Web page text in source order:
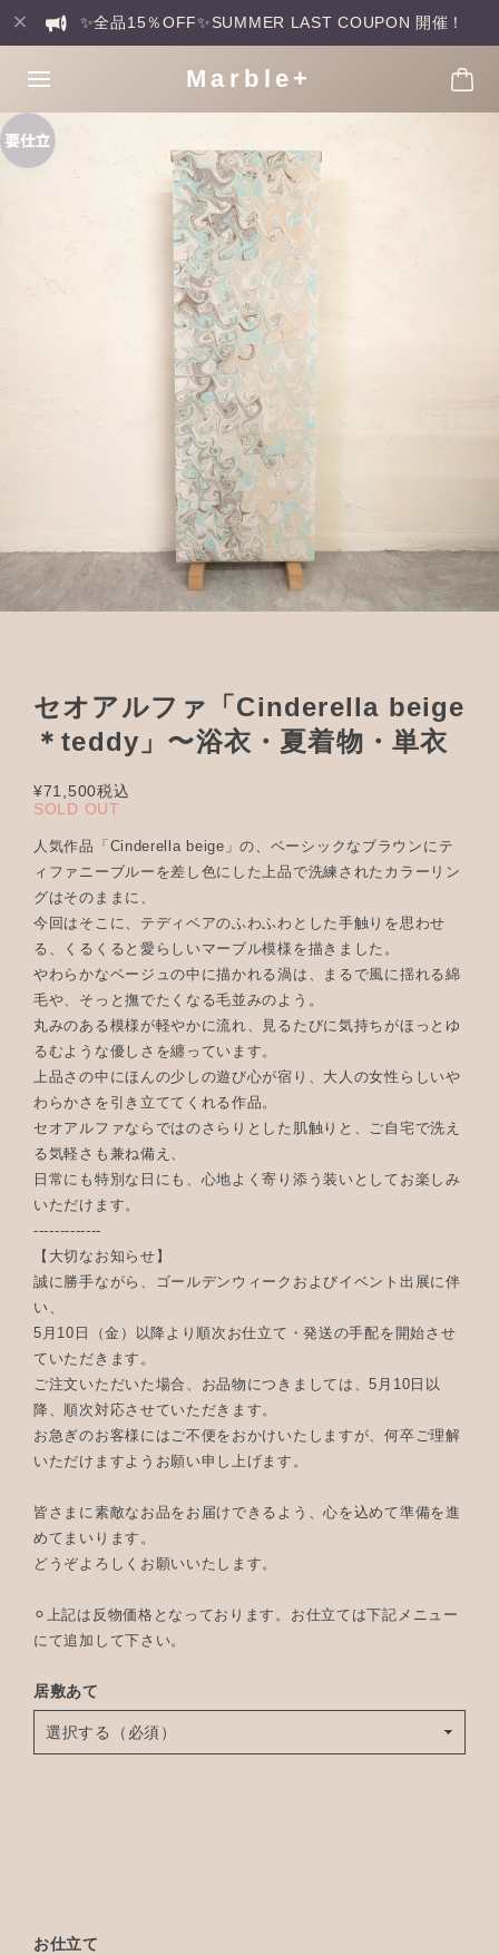
✨全品15％OFF✨SUMMER LAST COUPON 開催！
Marble+
セオアルファ「Cinderella beige
＊teddy」〜浴衣・夏着物・単衣
¥71,500税込
SOLD OUT
人気作品「Cinderella beige」の、ベーシックなブラウンにテ
ィファニーブルーを差し色にした上品で洗練されたカラーリン
グはそのままに、
今回はそこに、テディベアのふわふわとした手触りを思わせ
る、くるくると愛らしいマーブル模様を描きました。
やわらかなベージュの中に描かれる渦は、まるで風に揺れる綿
毛や、そっと撫でたくなる毛並みのよう。
丸みのある模様が軽やかに流れ、見るたびに気持ちがほっとゆ
るむような優しさを纏っています。
上品さの中にほんの少しの遊び心が宿り、大人の女性らしいや
わらかさを引き立ててくれる作品。
セオアルファならではのさらりとした肌触りと、ご自宅で洗え
る気軽さも兼ね備え、
日常にも特別な日にも、心地よく寄り添う装いとしてお楽しみ
いただけます。
-------------
【大切なお知らせ】
誠に勝手ながら、ゴールデンウィークおよびイベント出展に伴
い、
5月10日（金）以降より順次お仕立て・発送の手配を開始させ
ていただきます。
ご注文いただいた場合、お品物につきましては、5月10日以
降、順次対応させていただきます。
お急ぎのお客様にはご不便をおかけいたしますが、何卒ご理解
いただけますようお願い申し上げます。
皆さまに素敵なお品をお届けできるよう、心を込めて準備を進
めてまいります。
どうぞよろしくお願いいたします。
⚪︎上記は反物価格となっております。お仕立ては下記メニュー
にて追加して下さい。
居敷あて
お仕立て